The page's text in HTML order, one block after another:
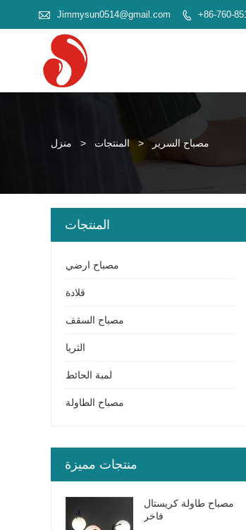
 Jimmysun0514@gmail.com  +86-760-
منزل > المنتجات > مصباح السرير
المنتجات
مصباح ارضي
قلادة
مصباح السقف
الثريا
لمبة الحائط
مصباح الطاولة
منتجات مميزة
مصباح طاولة كريستال
فاخر